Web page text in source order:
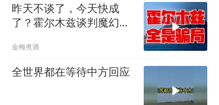
昨天不谈了，今天快成
了？霍尔木兹谈判魔幻反
金梅煮酒
全世界都在等待中方回应